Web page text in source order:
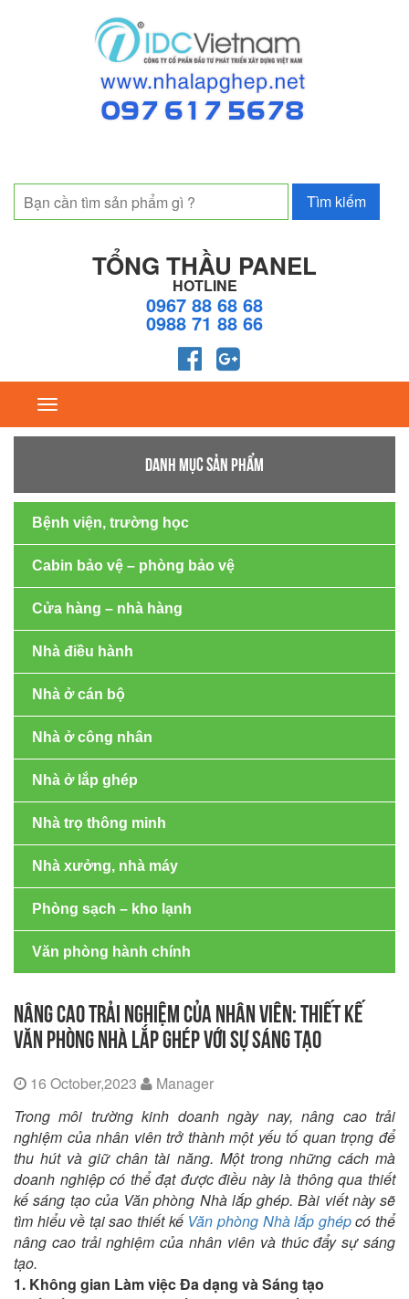
TỔNG THẦU PANEL
HOTLINE
0967 88 68 68
0988 71 88 66
Toggle
DANH MỤC SẢN PHẨM
Bệnh viện, trường học
Cabin bảo vệ – phòng bảo vệ
Cửa hàng – nhà hàng
Nhà điều hành
Nhà ở cán bộ
Nhà ở công nhân
Nhà ở lắp ghép
Nhà trọ thông minh
Nhà xưởng, nhà máy
Phòng sạch – kho lạnh
Văn phòng hành chính
NÂNG CAO TRẢI NGHIỆM CỦA NHÂN VIÊN: THIẾT KẾ
VĂN PHÒNG NHÀ LẮP GHÉP VỚI SỰ SÁNG TẠO
16 October,2023
Manager
Trong môi trường kinh doanh ngày nay, nâng cao trải
nghiệm của nhân viên trở thành một yếu tố quan trọng để
thu hút và giữ chân tài năng. Một trong những cách mà
doanh nghiệp có thể đạt được điều này là thông qua thiết
kế sáng tạo của Văn phòng Nhà lắp ghép. Bài viết này sẽ
tìm hiểu về tại sao thiết kế Văn phòng Nhà lắp ghépcó thể
nâng cao trải nghiệm của nhân viên và thúc đẩy sự sáng
tạo.
1. Không gian Làm việc Đa dạng và Sáng tạo